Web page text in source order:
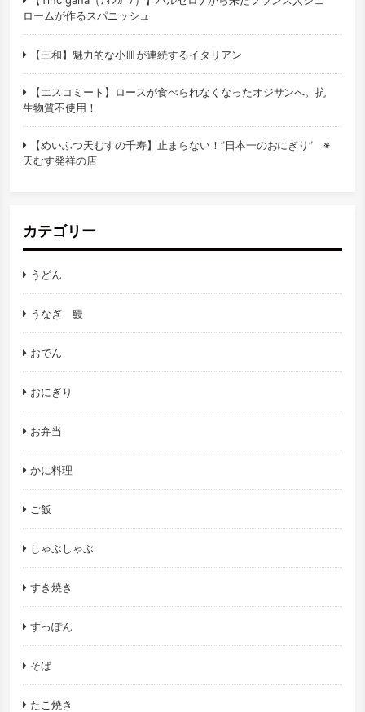
ロームが作るスパニッシュ
【三和】魅力的な小皿が連続するイタリアン
【エスコミート】ロースが食べられなくなったオジサンへ。抗
生物質不使用！
【めいふつ天むすの千寿】止まらない！”日本一のおにぎり” ※
天むす発祥の店
カテゴリー
うどん
うなぎ 鰻
おでん
おにぎり
お弁当
かに料理
ご飯
しゃぶしゃぶ
すき焼き
すっぽん
そば
たこ焼き